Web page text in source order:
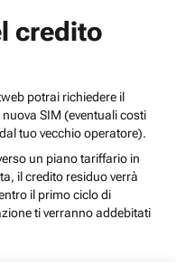
credito
potrai richiedere il
SIM (eventuali costi
tuo vecchio operatore).
un piano tariffario in
il credito residuo verrà
il primo ciclo di
ti verranno addebitati